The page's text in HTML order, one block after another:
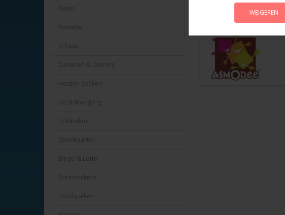
Poker
Roulette
Schaak
Dammen & Domino
Houten Spellen
Go & Mah-Jong
Dobbelen
Speelkaarten
Bingo & Lotto
Breinbrekers
Bordspellen
Verpakt in fotodoos.
WEIGEREN